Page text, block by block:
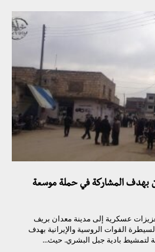
بهدف المشاركة في حملة موسعة
عسكرية إلى مدينة معدان بريف
القوات الروسية والإيرانية بهدف
لتمشيط بادية جبل البشري. حيث...